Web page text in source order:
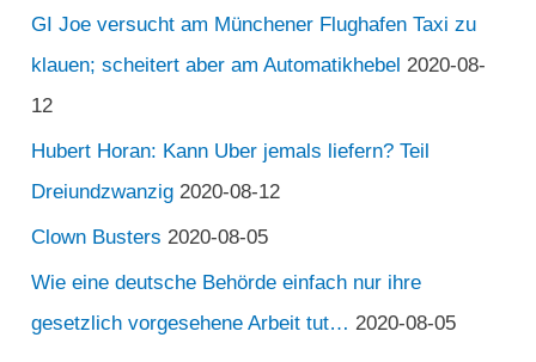
GI Joe versucht am Münchener Flughafen Taxi zu
klauen; scheitert aber am Automatikhebel 2020-08-
12
Hubert Horan: Kann Uber jemals liefern? Teil
Dreiundzwanzig 2020-08-12
Clown Busters 2020-08-05
Wie eine deutsche Behörde einfach nur ihre
gesetzlich vorgesehene Arbeit tut… 2020-08-05